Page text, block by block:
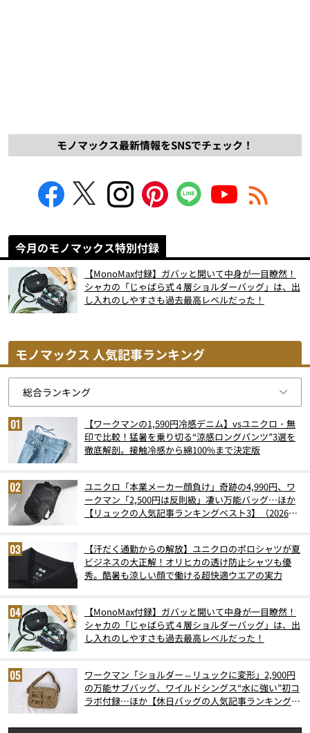
モノマックス最新情報をSNSでチェック！
今月のモノマックス特別付録
【MonoMax付録】ガバッと開いて中身が一目瞭然！
シャカの「じゃばら式４層ショルダーバッグ」は、出
し入れのしやすさも過去最高レベルだった！
モノマックス 人気記事ランキング
【ワークマンの1,590円冷感デニム】vsユニクロ・無
印で比較！猛暑を乗り切る“涼感ロングパンツ”3選を
徹底解剖。接触冷感から綿100%まで決定版
ユニクロ「本業メーカー顔負け」奇跡の4,990円、ワ
ークマン「2,500円は反則級」凄い万能バッグ…ほか
【リュックの人気記事ランキングベスト3】（2026年
【汗だく通勤からの解放】ユニクロのポロシャツが夏
ビジネスの大正解！オリヒカの透け防止シャツも優
秀。酷暑も涼しい顔で働ける超快適ウエアの実力
【MonoMax付録】ガバッと開いて中身が一目瞭然！
シャカの「じゃばら式４層ショルダーバッグ」は、出
し入れのしやすさも過去最高レベルだった！
ワークマン「ショルダー⇔リュックに変形」2,900円
の万能サブバッグ、ワイルドシングス“水に強い”初コ
ラボ付録…ほか【休日バッグの人気記事ランキングベ